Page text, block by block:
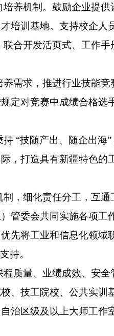
养机制。鼓励企业提
培训基地。支持校企人
合开发活页式、工作
需求，推进行业技能竞
定对竞赛中成绩合格选
持“技随产出、随企出海”
，打造具有新疆特色的
，细化责任分工，互通
管委会共同实施各项工
优先将工业和信息化领域
持。
质量、业绩成效、安
、技工院校、公共实训
治区级及以上大师工作